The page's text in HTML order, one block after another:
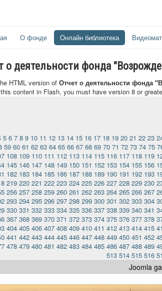
О фонде Онлайн библиотека
о деятельности фонда
HTML version of Отчет о деятельности фонда
content in Flash, you must have version 8 or
5 6 7 8 9 10 11 12 13 14 15 16 17 18 19 20 21 22 23
59 60 61 62 63 64 65 66 67 68 69 70 71 72 73 74 75
108 109 110 111 112 113 114 115 116 117 118 119
145 146 147 148 149 150 151 152 153 154 155 156
182 183 184 185 186 187 188 189 190 191 192 193
219 220 221 222 223 224 225 226 227 228 229 230
256 257 258 259 260 261 262 263 264 265 266 267
293 294 295 296 297 298 299 300 301 302 303 304
330 331 332 333 334 335 336 337 338 339 340 341
367 368 369 370 371 372 373 374 375 376 377 378
404 405 406 407 408 409 410 411 412 413 414 415
441 442 443 444 445 446 447 448 449 450 451 452
478 479 480 481 482 483 484 485 486 487 488 489
513 514 515 516
Joomla